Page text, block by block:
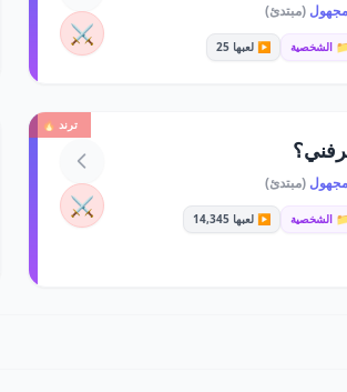
مجهول(مبتدئ)
📁 الشخصية ▶️ لعبها 25 ⚔️
ترند 🔥
مجهول(مبتدئ)
📁 الشخصية ▶️ لعبها 14,345 ⚔️